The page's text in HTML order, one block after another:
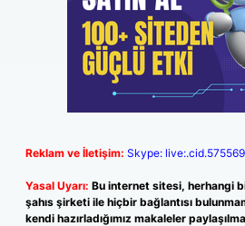
Reklam ve İletişim: Skype:
Yasal Uyarı: Bu internet sitesi, herhangi
şahıs şirketi ile hiçbir bağlantısı
kendi hazırladığımız makaleler